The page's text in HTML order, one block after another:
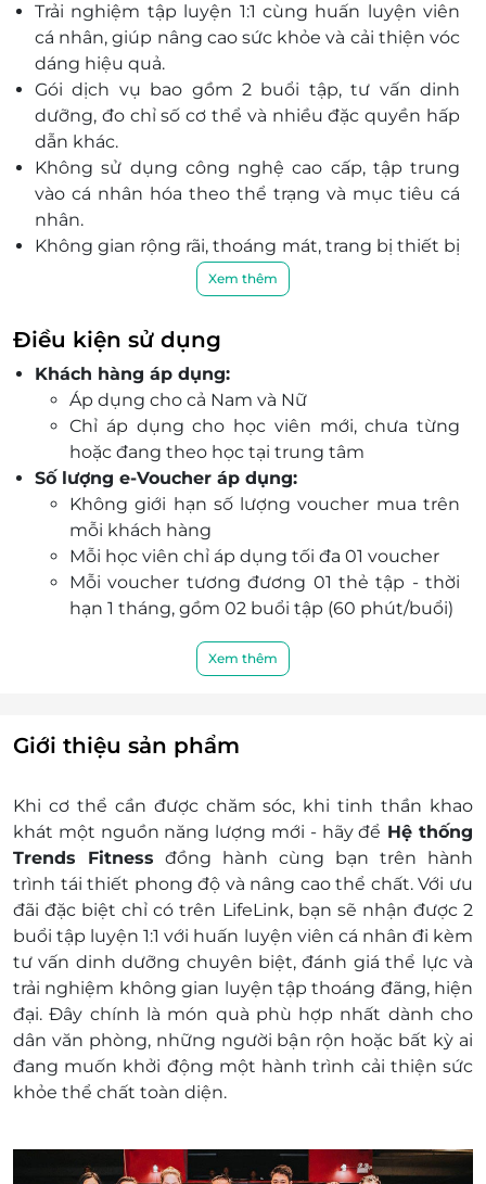
Trải nghiệm tập luyện 1:1 cùng huấn luyện viên
cá nhân, giúp nâng cao sức khỏe và cải thiện vóc
dáng hiệu quả.
Gói dịch vụ bao gồm 2 buổi tập, tư vấn dinh
dưỡng, đo chỉ số cơ thể và nhiều đặc quyền hấp
dẫn khác.
Không sử dụng công nghệ cao cấp, tập trung
vào cá nhân hóa theo thể trạng và mục tiêu cá
nhân.
Không gian rộng rãi, thoáng mát, trang bị thiết bị
hiện đại đạt chuẩn tại các chi nhánh của Trends
Đội ngũ huấn luyện viên giàu kinh nghiệm, tận
tình hướng dẫn từng học viên theo giáo trình
riêng biệt.
Trung tâm đạt tiêu chuẩn ngành fitness, với mô
hình đồng bộ hiện đại, phù hợp mọi lứa tuổi và
thể trạng.
Khách đặt dịch vụ qua LifeLink được đảm bảo
quyền lợi, thời gian linh hoạt và đặc biệt dễ dàng
sử dụng e-voucher.
Lợi ích vượt trội khi mua trên LifeLink: tiết kiệm
chi phí so với giá gốc và linh hoạt chọn khung
giờ phù hợp.
Xem thêm
Điều kiện sử dụng
Khách hàng áp dụng:
Áp dụng cho cả Nam và Nữ
Chỉ áp dụng cho học viên mới, chưa từng
hoặc đang theo học tại trung tâm
Số lượng e-Voucher áp dụng:
Không giới hạn số lượng voucher mua trên
mỗi khách hàng
Mỗi học viên chỉ áp dụng tối đa 01 voucher
Mỗi voucher tương đương 01 thẻ tập - thời
hạn 1 tháng, gồm 02 buổi tập (60 phút/buổi)
Ngày áp dụng: Thứ 2 - Chủ Nhật
Số lần sử dụng dịch vụ: 02 buổi/voucher
Thời gian 1 lần sử dụng dịch vụ: 60 phút
Quý khách vui lòng liên hệ trước với phòng
tập để sắp xếp lịch học sau khi nhận được
voucher
Thông tin liên hệ:
Địa chỉ: Trung tâm VH-TT-TT P. Tương Mai
(Đối diện 32 Đền Lừ), Phường Hoàng Liệt, Hà
Nội - 0365 907 456
Địa chỉ: 488 Minh Khai, Phường Vĩnh Tuy, Hà
Nội - 0988 754 123
Địa chỉ: CT11 Hồng Hà Eco City, Phường Yên
Sở, Hà Nội - 0362 641 088
Địa chỉ: Private 49-51 Hồ Đắc Di, Phường
Địa chỉ: Private 14 Đỗ Ngọc Du (Hồ Hai Bà
Xem thêm
Giới thiệu sản phẩm
Khi cơ thể cần được chăm sóc, khi tinh thần khao
khát một nguồn năng lượng mới - hãy để Hệ thống
Trends Fitness đồng hành cùng bạn trên hành
trình tái thiết phong độ và nâng cao thể chất. Với ưu
đãi đặc biệt chỉ có trên LifeLink, bạn sẽ nhận được 2
buổi tập luyện 1:1 với huấn luyện viên cá nhân đi kèm
tư vấn dinh dưỡng chuyên biệt, đánh giá thể lực và
trải nghiệm không gian luyện tập thoáng đãng, hiện
đại. Đây chính là món quà phù hợp nhất dành cho
dân văn phòng, những người bận rộn hoặc bất kỳ ai
đang muốn khởi động một hành trình cải thiện sức
khỏe thể chất toàn diện.